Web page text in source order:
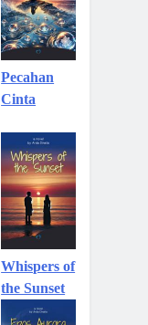
Pecahan
Cinta
Whispers of
the Sunset